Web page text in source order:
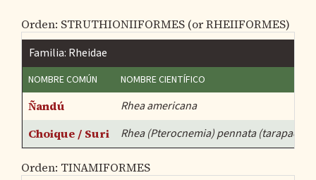
Orden: STRUTHIONIIFORMES (or RHEIIFORMES)
Familia: Rheidae
NOMBRE COMÚN NOMBRE CIENTÍFICO
Ñandú
Rhea americana
Choique / Suri
Rhea (Pterocnemia) pennata
Orden: TINAMIFORMES